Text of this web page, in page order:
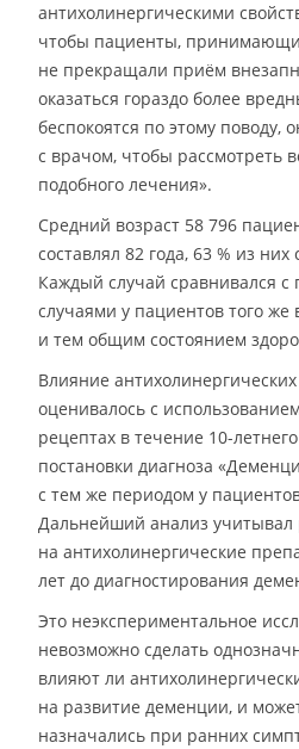
антихолинергическими
чтобы пациенты,
не прекращали приём
оказаться гораздо более
беспокоятся по этому поводу,
с врачом, чтобы рассмотреть
подобного лечения».
Средний возраст 58 796
составлял 82 года, 63 % из
Каждый случай сравнивался
случаями у пациентов того же
и тем общим состоянием
Влияние
оценивалось с
рецептах в течение 10-
постановки диагноза
с тем же периодом у
Дальнейший анализ учитывал
на антихолинергические
лет до диагностирования
Это неэкспериментальное
невозможно сделать
влияют ли
на развитие деменции, и
назначались при ранних